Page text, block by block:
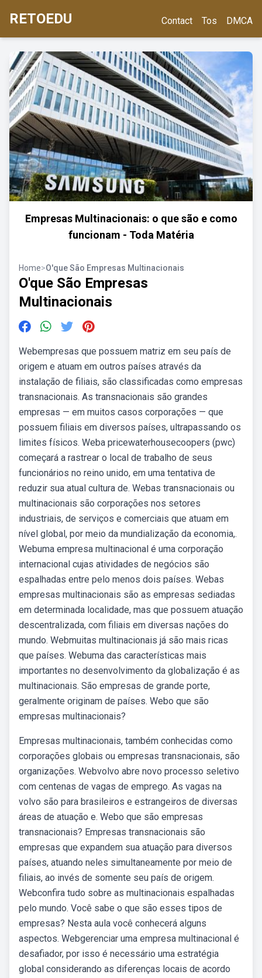
RETOEDU Contact Tos DMCA
Empresas Multinacionais: o que são e como
funcionam - Toda Matéria
Home>O'que São Empresas Multinacionais
O'que São Empresas
Multinacionais
Webempresas que possuem matriz em seu país de
origem e atuam em outros países através da
instalação de filiais, são classificadas como empresas
transnacionais. As transnacionais são grandes
empresas — em muitos casos corporações — que
possuem filiais em diversos países, ultrapassando os
limites físicos. Weba pricewaterhousecoopers (pwc)
começará a rastrear o local de trabalho de seus
funcionários no reino unido, em uma tentativa de
reduzir sua atual cultura de. Webas transnacionais ou
multinacionais são corporações nos setores
industriais, de serviços e comerciais que atuam em
nível global, por meio da mundialização da economia,.
Webuma empresa multinacional é uma corporação
internacional cujas atividades de negócios são
espalhadas entre pelo menos dois países. Webas
empresas multinacionais são as empresas sediadas
em determinada localidade, mas que possuem atuação
descentralizada, com filiais em diversas nações do
mundo. Webmuitas multinacionais já são mais ricas
que países. Webuma das características mais
importantes no desenvolvimento da globalização é as
multinacionais. São empresas de grande porte,
geralmente originam de países. Webo que são
empresas multinacionais?
Empresas multinacionais, também conhecidas como
corporações globais ou empresas transnacionais, são
organizações. Webvolvo abre novo processo seletivo
com centenas de vagas de emprego. As vagas na
volvo são para brasileiros e estrangeiros de diversas
áreas de atuação e. Webo que são empresas
transnacionais? Empresas transnacionais são
empresas que expandem sua atuação para diversos
países, atuando neles simultaneamente por meio de
filiais, ao invés de somente seu país de origem.
Webconfira tudo sobre as multinacionais espalhadas
pelo mundo. Você sabe o que são esses tipos de
empresas? Nesta aula você conhecerá alguns
aspectos. Webgerenciar uma empresa multinacional é
desafiador, por isso é necessário uma estratégia
global considerando as diferenças locais de acordo